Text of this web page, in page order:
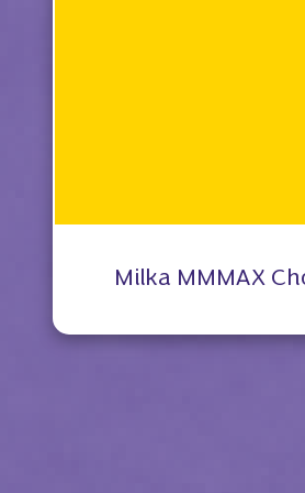
Milka MMMAX